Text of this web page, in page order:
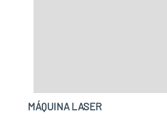
MÁQUINA LASER